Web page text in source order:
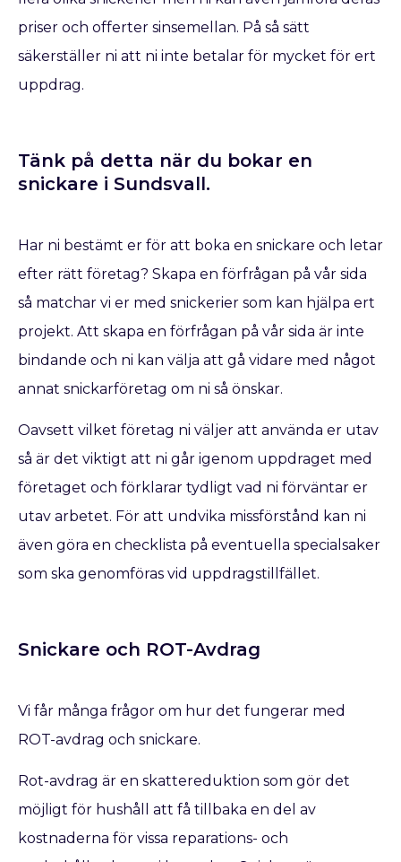
priser och offerter sinsemellan. På så sätt
säkerställer ni att ni inte betalar för mycket för ert
uppdrag.
Tänk på detta när du bokar en
snickare​ i Sundsvall.
Har ni bestämt er för att boka en snickare och letar
efter rätt företag? Skapa en förfrågan på vår sida
så matchar vi er med snickerier som kan hjälpa ert
projekt. Att skapa en förfrågan på vår sida är inte
bindande och ni kan välja att gå vidare med något
annat snickarföretag om ni så önskar.
Oavsett vilket företag ni väljer att använda er utav
så är det viktigt att ni går igenom uppdraget med
företaget och förklarar tydligt vad ni förväntar er
utav arbetet. För att undvika missförstånd kan ni
även göra en checklista på eventuella specialsaker
som ska genomföras vid uppdragstillfället.
Snickare och ROT-Avdrag
Vi får många frågor om hur det fungerar med
ROT-avdrag och snickare.
Rot-avdrag är en skattereduktion som gör det
möjligt för hushåll att få tillbaka en del av
kostnaderna för vissa reparations- och